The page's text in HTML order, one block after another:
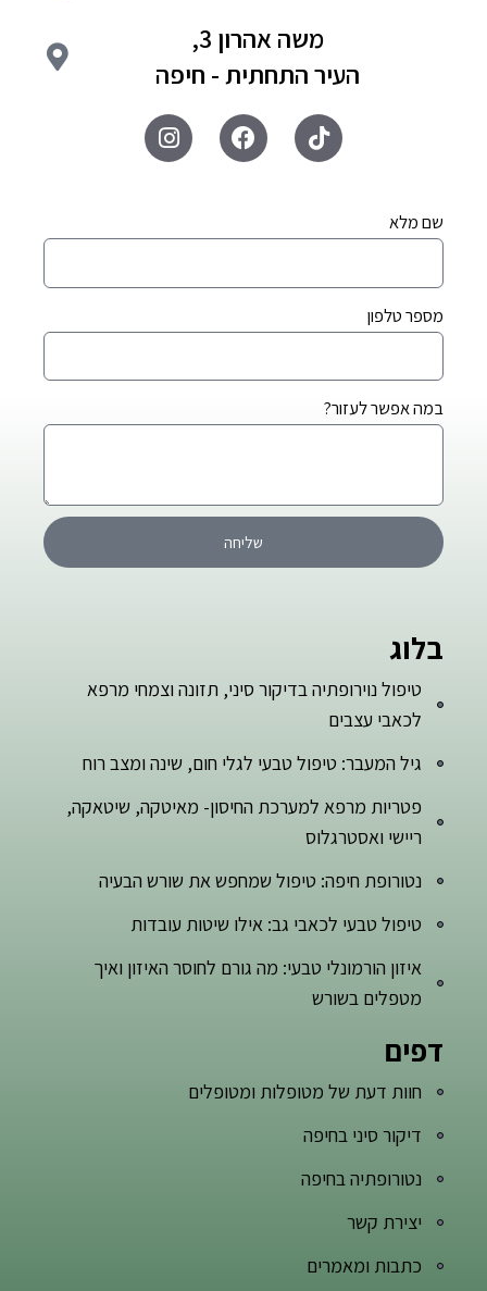
דפים
חוות דעת של מטופלות ומטופלים
דיקור סיני בחיפה
נטורופתיה בחיפה
יצירת קשר
כתבות ומאמרים
בלוג
טיפול נוירופתיה בדיקור סיני, תזונה וצמחי מרפא
לכאבי עצבים
גיל המעבר: טיפול טבעי לגלי חום, שינה ומצב רוח
פטריות מרפא למערכת החיסון- מאיטקה, שיטאקה,
ריישי ואסטרגלוס
נטורופת חיפה: טיפול שמחפש את שורש הבעיה
טיפול טבעי לכאבי גב: אילו שיטות עובדות
איזון הורמונלי טבעי: מה גורם לחוסר האיזון ואיך
מטפלים בשורש
שם מלא
מספר טלפון
במה אפשר לעזור?
שליחה
משה אהרון 3,
העיר התחתית - חיפה